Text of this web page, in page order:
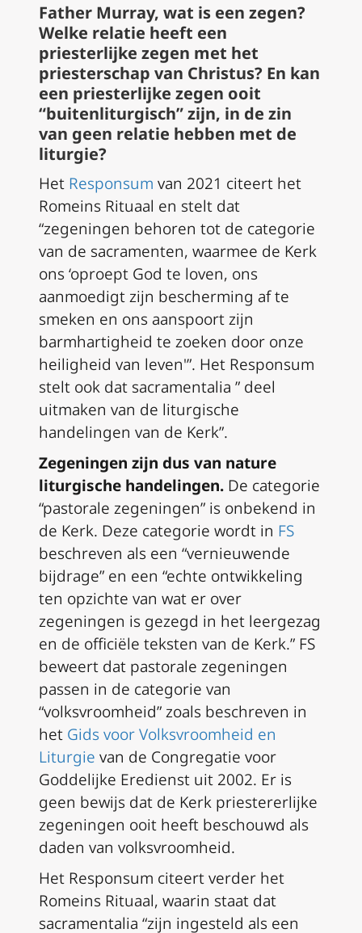
Father Murray, wat is een zegen?
Welke relatie heeft een
priesterlijke zegen met het
priesterschap van Christus? En kan
een priesterlijke zegen ooit
“buitenliturgisch” zijn, in de zin
van geen relatie hebben met de
liturgie?
Het Responsum van 2021 citeert het
Romeins Rituaal en stelt dat
“zegeningen behoren tot de categorie
van de sacramenten, waarmee de Kerk
ons ‘oproept God te loven, ons
aanmoedigt zijn bescherming af te
smeken en ons aanspoort zijn
barmhartigheid te zoeken door onze
heiligheid van leven'”. Het Responsum
stelt ook dat sacramentalia ” deel
uitmaken van de liturgische
handelingen van de Kerk”.
Zegeningen zijn dus van nature
liturgische handelingen. De categorie
“pastorale zegeningen” is onbekend in
de Kerk. Deze categorie wordt in FS
beschreven als een “vernieuwende
bijdrage” en een “echte ontwikkeling
ten opzichte van wat er over
zegeningen is gezegd in het leergezag
en de officiële teksten van de Kerk.” FS
beweert dat pastorale zegeningen
passen in de categorie van
“volksvroomheid” zoals beschreven in
het Gids voor Volksvroomheid en
Liturgie van de Congregatie voor
Goddelijke Eredienst uit 2002. Er is
geen bewijs dat de Kerk priestererlijke
zegeningen ooit heeft beschouwd als
daden van volksvroomheid.
Het Responsum citeert verder het
Romeins Rituaal, waarin staat dat
sacramentalia “zijn ingesteld als een